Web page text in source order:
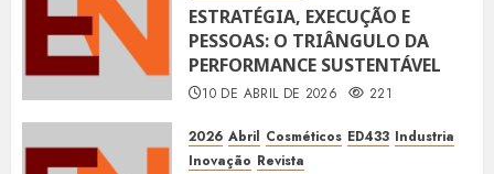
ESTRATÉGIA, EXECUÇÃO E
PESSOAS: O TRIÂNGULO DA
PERFORMANCE SUSTENTÁVEL
10 DE ABRIL DE 2026 221
2026 Abril Cosméticos ED433 Industria
Inovação Revista